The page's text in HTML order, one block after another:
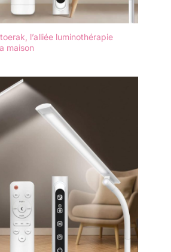
l’alliée luminothérapie
maison